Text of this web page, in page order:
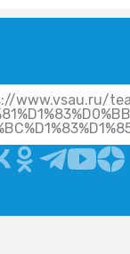
www.vsau.ru/